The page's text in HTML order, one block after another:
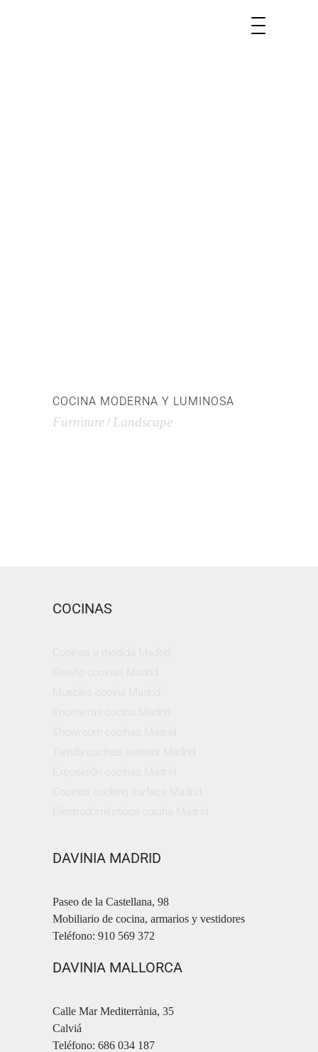
COCINA MODERNA Y LUMINOSA
Furniture Landscape
COCINAS
DAVINIA MADRID
Paseo de la Castellana, 98
Mobiliario de cocina, armarios y vestidores
Teléfono: 910 569 372
DAVINIA MALLORCA
Calle Mar Mediterrània, 35
Calviá
Teléfono: 686 034 187